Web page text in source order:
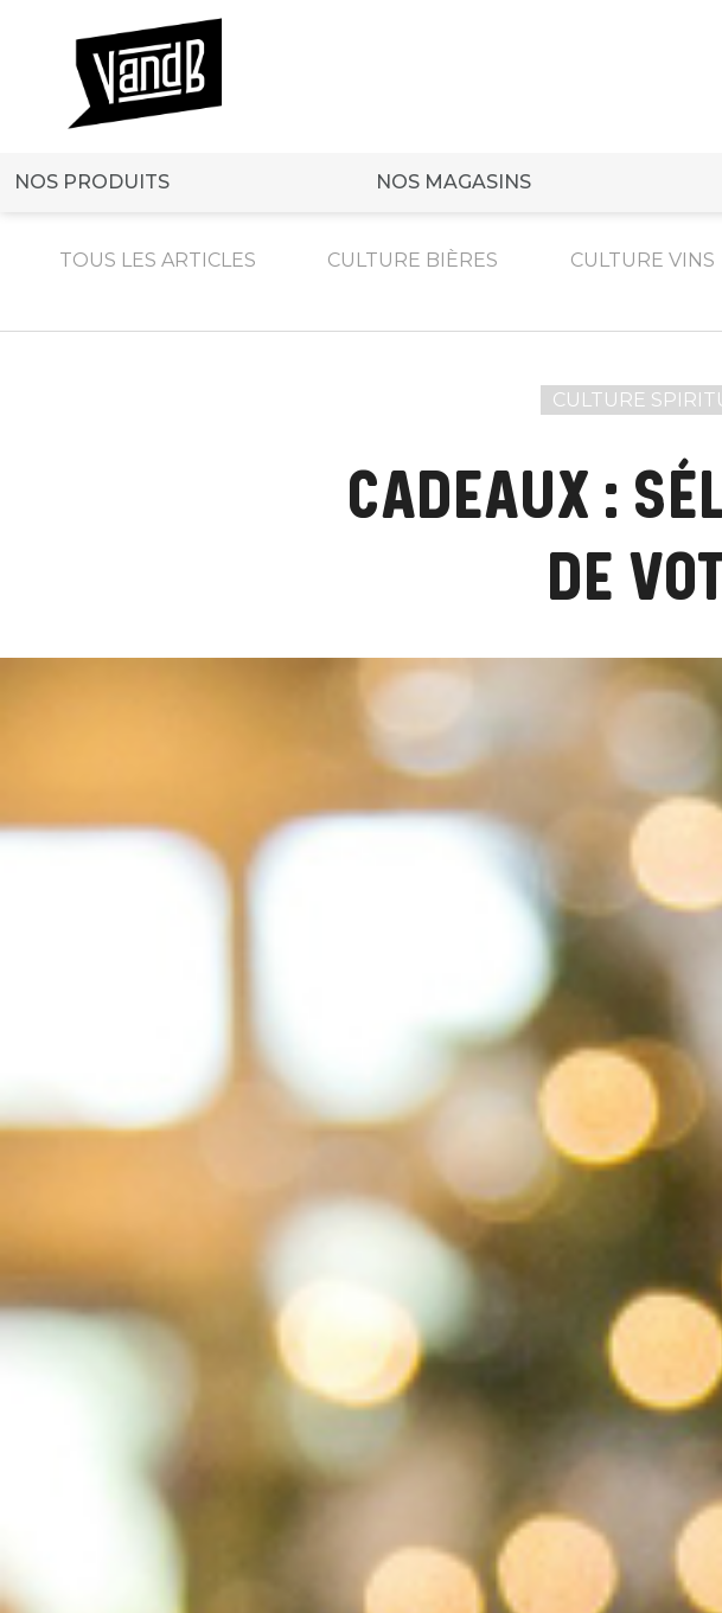
NOS PRODUITS NOS MAGASINS
TOUS LES ARTICLES CULTURE BIÈRES CULTURE VINS
CULTURE
CADEAUX :
DE